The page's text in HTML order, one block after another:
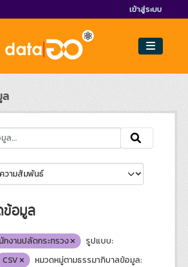
เข้าสู่ระบบ
ล
อมูล
กงานปลัดกระทรวง
รูปแบบ:
CSV
หมวดหมู่ตามธรรมาภิบาลข้อมูล: